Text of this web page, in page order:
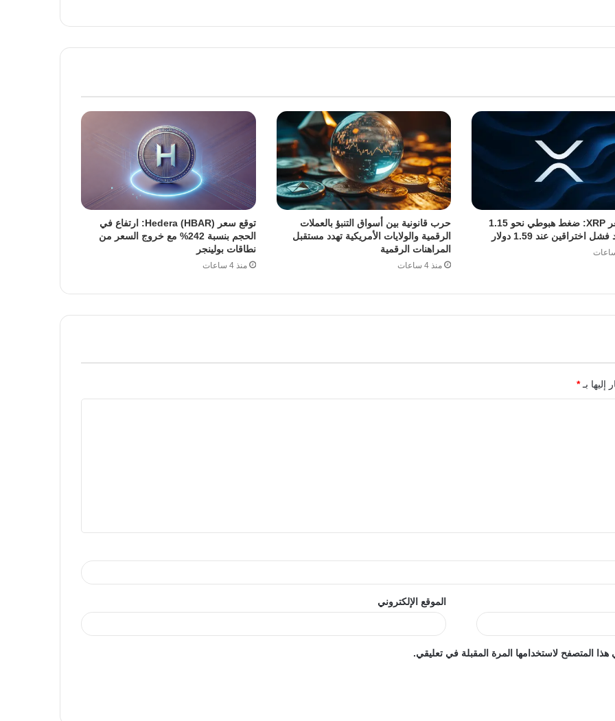
توقع سعر XRP: ضغط هبوطي نحو 1.15
اختراقين عند 1.59 دولار
حرب قانونية بين أسواق التنبؤ بالعملات
الرقمية والولايات الأمريكية تهدد مستقبل
المراهنات الرقمية
منذ 4 ساعات
توقع سعر Hedera (HBAR): ارتفاع في
الحجم بنسبة 242% مع خروج السعر من
نطاقات بولينجر
منذ 4 ساعات
إليها بـ*
الموقع الإلكتروني
المتصفح لاستخدامها المرة المقبلة في تعليقي.